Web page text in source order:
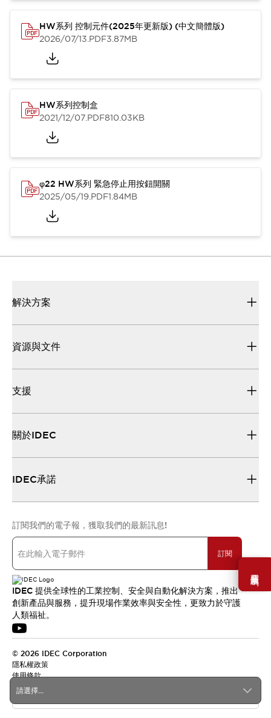
需要幫助嗎？
HW系列 控制元件(2025年更新版) (中文簡體版)
2026/07/13.PDF3.87MB
HW系列控制盒
2021/12/07.PDF810.03KB
φ22 HW系列 緊急停止用按鈕開關
2025/05/19.PDF1.84MB
請選擇...
解決方案
資源與文件
支援
關於IDEC
IDEC承諾
訂閱我們的電子報，獲取我們的最新訊息!
訂閱
IDEC 提供全球性的工業控制、安全與自動化解決方案，推出
創新產品與服務，提升現場作業效率與安全性，更致力於守護
人類福祉。
© 2026 IDEC Corporation
隱私權政策
使用條款
台灣